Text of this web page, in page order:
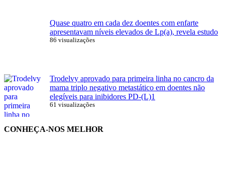
Quase quatro em cada dez doentes com enfarte
apresentavam níveis elevados de Lp(a), revela estudo
86 visualizações
Trodelvy aprovado para primeira linha no cancro da
mama triplo negativo metastático em doentes não
elegíveis para inibidores PD-(L)1
61 visualizações
CONHEÇA-NOS MELHOR